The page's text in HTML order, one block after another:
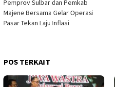
pos
Pemprov Sulbar dan Pemkab
Majene Bersama Gelar Operasi
Pasar Tekan Laju Inflasi
POS TERKAIT